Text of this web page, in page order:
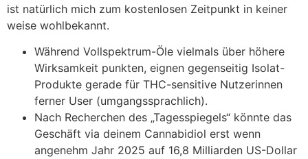
ist natürlich mich zum kostenlosen Zeitpunkt in keiner
weise wohlbekannt.
Während Vollspektrum-Öle vielmals über höhere
Wirksamkeit punkten, eignen gegenseitig Isolat-
Produkte gerade für THC-sensitive Nutzerinnen
ferner User (umgangssprachlich).
Nach Recherchen des „Tagesspiegels“ könnte das
Geschäft via deinem Cannabidiol erst wenn
angenehm Jahr 2025 auf 16,8 Milliarden US-Dollar